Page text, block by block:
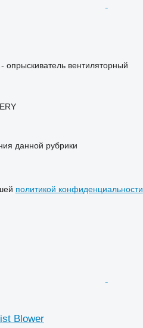
вентиляторный
данной рубрики
политикой конфиденциальности
Blower